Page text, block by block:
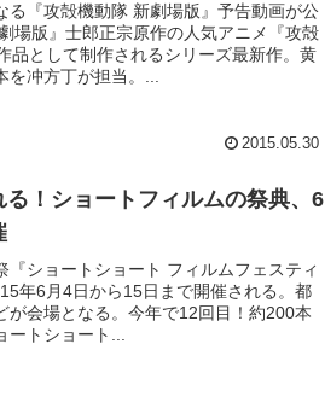
る『攻殻機動隊 新劇場版』予告動画が公
場版』士郎正宗原作の人気アニメ『攻殻
品として制作されるシリーズ最新作。黄
を冲方丁が担当。...
2015.05.30
！ショートフィルムの祭典、6
『ショートショート フィルムフェスティ
年6月4日から15日まで開催される。都
が会場となる。今年で12回目！約200本
ートショート...